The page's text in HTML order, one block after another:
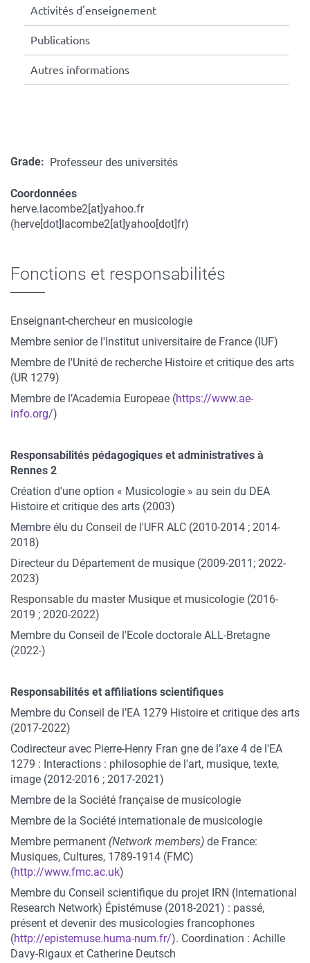
Activités d'enseignement
Publications
Autres informations
Grade Professeur des universités
Coordonnées
Coordonnées
herve.lacombe2[at]yahoo.fr
(herve[dot]lacombe2[at]yahoo[dot]fr)
Fonctions et responsabilités
Enseignant-chercheur en musicologie
Membre senior de l'Institut universitaire de France (IUF)
Membre de l'Unité de recherche Histoire et critique des arts
(UR 1279)
Membre de l’Academia Europeae (https://www.ae-
info.org/)
Responsabilités pédagogiques et administratives à
Rennes 2
Création d'une option « Musicologie » au sein du DEA
Histoire et critique des arts (2003)
Membre élu du Conseil de l'UFR ALC (2010-2014 ; 2014-
2018)
Directeur du Département de musique (2009-2011; 2022-
2023)
Responsable du master Musique et musicologie (2016-
2019 ; 2020-2022)
Membre du Conseil de l'Ecole doctorale ALL-Bretagne
(2022-)
Responsabilités et affiliations scientifiques
Membre du Conseil de l’EA 1279 Histoire et critique des arts
(2017-2022)
Codirecteur avec Pierre-Henry Fran gne de l’axe 4 de l'EA
1279 : Interactions : philosophie de l'art, musique, texte,
image (2012-2016 ; 2017-2021)
Membre de la Société française de musicologie
Membre de la Société internationale de musicologie
Membre permanent (Network members) de France:
Musiques, Cultures, 1789-1914 (FMC)
(http://www.fmc.ac.uk)
Membre du Conseil scientifique du projet IRN (International
Research Network) Épistémuse (2018-2021) : passé,
présent et devenir des musicologies francophones
(http://epistemuse.huma-num.fr/). Coordination : Achille
Davy-Rigaux et Catherine Deutsch